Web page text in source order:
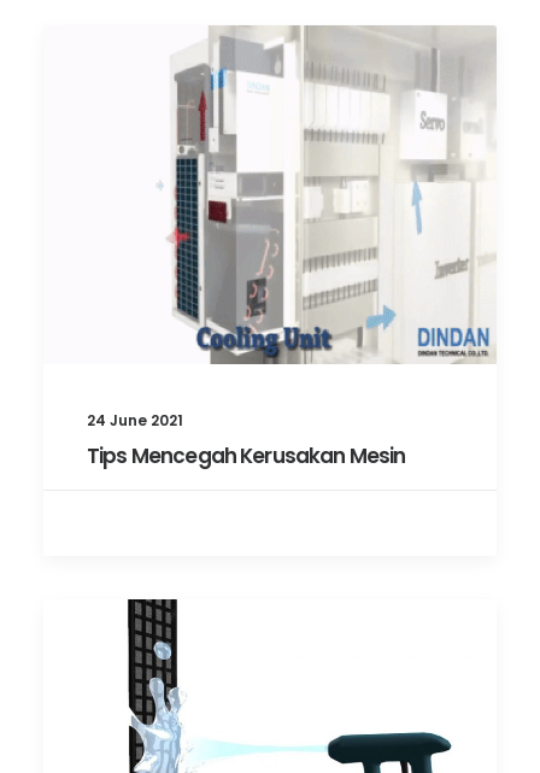
24 June 2021
Tips Mencegah Kerusakan Mesin